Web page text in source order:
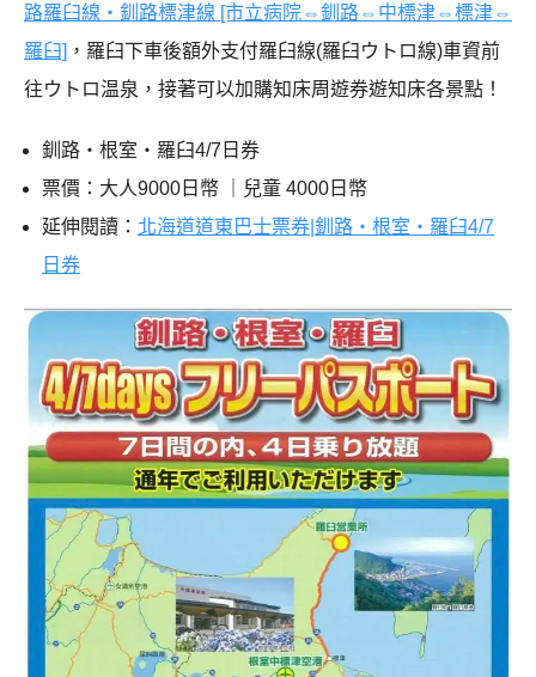
路羅臼線・釧路標津線 [市立病院⇔釧路⇔中標津⇔標津⇔
羅臼] ，羅臼下車後額外支付羅臼線(羅臼ウトロ線)車資前
往ウトロ温泉，接著可以加購知床周遊券遊知床各景點！
釧路・根室・羅臼4/7日券
票價：大人9000日幣 ｜兒童 4000日幣
延伸閱讀： 北海道道東巴士票券|釧路・根室・羅臼4/7
日券